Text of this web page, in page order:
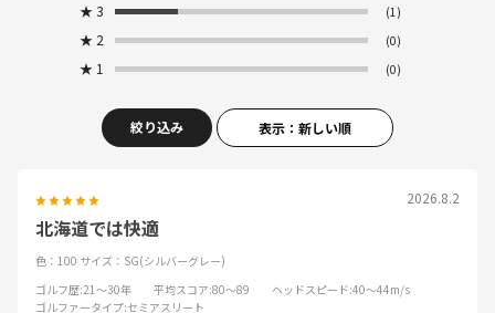
★ 3 (1)
★ 2 (0)
★ 1 (0)
絞り込み 表示：新しい順
2026.8.2
北海道では快適
色：100 サイズ：SG(シルバーグレー)
ゴルフ歴:21～30年 平均スコア:80～89 ヘッドスピード:40～44m/s
ゴルファータイプ:セミアスリート